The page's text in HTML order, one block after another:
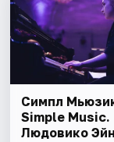
Симпл
Simple Music.
Людовико